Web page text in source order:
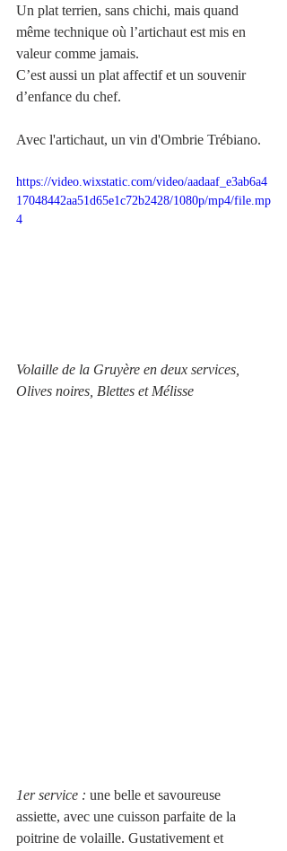
Un plat terrien, sans chichi, mais quand
même technique où l’artichaut est mis en
valeur comme jamais.
C’est aussi un plat affectif et un souvenir
d’enfance du chef.
Avec l'artichaut, un vin d'Ombrie Trébiano.
https://video.wixstatic.com/video/aadaaf_e3ab6a4
17048442aa51d65e1c72b2428/1080p/mp4/file.mp
4
Volaille de la Gruyère en deux services,
Olives noires, Blettes et Mélisse
1er service : une belle et savoureuse
assiette, avec une cuisson parfaite de la
poitrine de volaille. Gustativement et